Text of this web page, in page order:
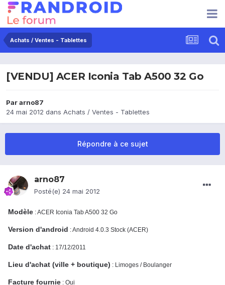
Achats / Ventes - Tablettes
[VENDU] ACER Iconia Tab A500 32 Go
Pararno87
24 mai 2012 dans Achats / Ventes - Tablettes
Répondre à ce sujet
arno87
Posté(e) 24 mai 2012
Modèle : ACER Iconia Tab A500 32 Go
Version d'android : Android 4.0.3 Stock (ACER)
Date d'achat : 17/12/2011
Lieu d'achat (ville + boutique) : Limoges / Boulanger
Facture fournie : Oui